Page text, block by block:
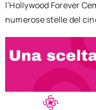
l’Hollywood Forever
numerose stelle del